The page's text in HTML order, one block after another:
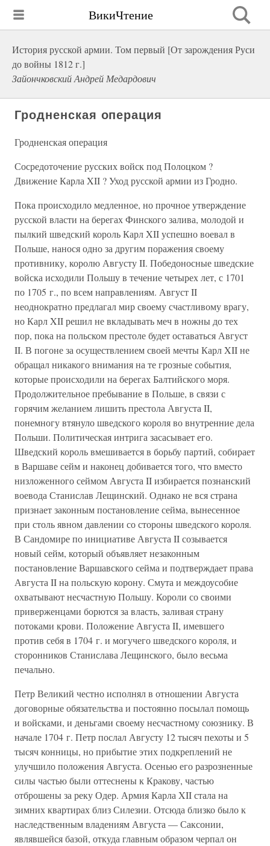
ВикиЧтение
История русской армии. Том первый [От зарождения Руси
до войны 1812 г.]
Зайончковский Андрей Медардович
Гродненская операция
Гродненская операция
Сосредоточение русских войск под Полоцком ?
Движение Карла XII ? Уход русской армии из Гродно.
Пока происходило медленное, но прочное утверждение
русской власти на берегах Финского залива, молодой и
пылкий шведский король Карл XII успешно воевал в
Польше, нанося одно за другим поражения своему
противнику, королю Августу II. Победоносные шведские
войска исходили Польшу в течение четырех лет, с 1701
по 1705 г., по всем направлениям. Август II
неоднократно предлагал мир своему счастливому врагу,
но Карл XII решил не вкладывать меч в ножны до тех
пор, пока на польском престоле будет оставаться Август
II. В погоне за осуществлением своей мечты Карл XII не
обращал никакого внимания на те грозные события,
которые происходили на берегах Балтийского моря.
Продолжительное пребывание в Польше, в связи с
горячим желанием лишить престола Августа II,
понемногу втянуло шведского короля во внутренние дела
Польши. Политическая интрига засасывает его.
Шведский король вмешивается в борьбу партий, собирает
в Варшаве сейм и наконец добивается того, что вместо
низложенного сеймом Августа II избирается познанский
воевода Станислав Лещинский. Однако не вся страна
признает законным постановление сейма, вынесенное
при столь явном давлении со стороны шведского короля.
В Сандомире по инициативе Августа II созывается
новый сейм, который объявляет незаконным
постановление Варшавского сейма и подтверждает права
Августа II на польскую корону. Смута и междоусобие
охватывают несчастную Польшу. Короли со своими
приверженцами борются за власть, заливая страну
потоками крови. Положение Августа II, имевшего
против себя в 1704 г. и могучего шведского короля, и
сторонников Станислава Лещинского, было весьма
печально.
Петр Великий честно исполнял в отношении Августа
договорные обязательства и постоянно посылал помощь
и войсками, и деньгами своему несчастному союзнику. В
начале 1704 г. Петр послал Августу 12 тысяч пехоты и 5
тысяч конницы, но прибытие этих подкреплений не
улучшило положения Августа. Осенью его разрозненные
силы частью были оттеснены к Кракову, частью
отброшены за реку Одер. Армия Карла XII стала на
зимних квартирах близ Силезии. Отсюда близко было к
наследственным владениям Августа — Саксонии,
являвшейся базой, откуда главным образом черпал он